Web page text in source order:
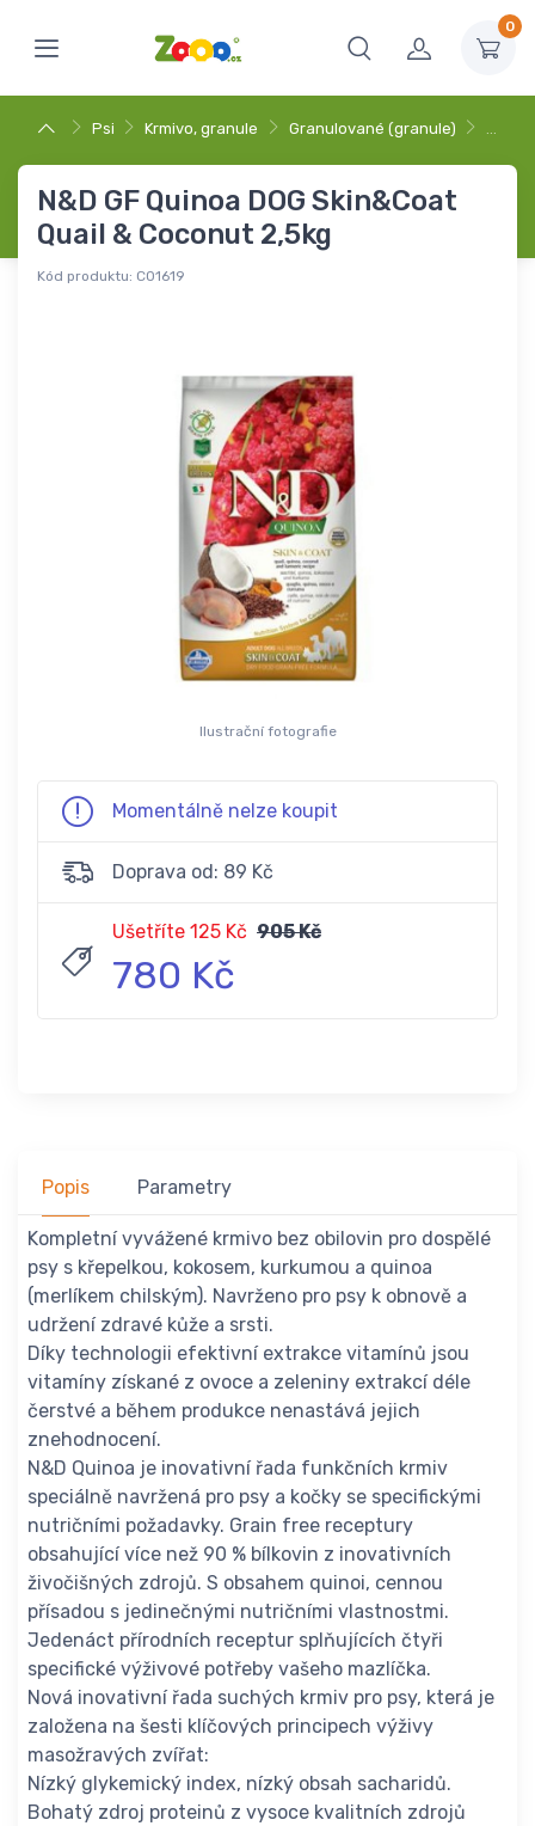
0
Psi Krmivo, granule Granulované (granule) …
N&D GF Quinoa DOG Skin&Coat
Quail & Coconut 2,5kg
Kód produktu: C01619
Ilustrační fotografie
Momentálně nelze koupit
Doprava od: 89 Kč
Ušetříte 125 Kč 905 Kč
780 Kč
Popis Parametry
Kompletní vyvážené krmivo bez obilovin pro dospělé
psy s křepelkou, kokosem, kurkumou a quinoa
(merlíkem chilským). Navrženo pro psy k obnově a
udržení zdravé kůže a srsti.
Díky technologii efektivní extrakce vitamínů jsou
vitamíny získané z ovoce a zeleniny extrakcí déle
čerstvé a během produkce nenastává jejich
znehodnocení.
N&D Quinoa je inovativní řada funkčních krmiv
speciálně navržená pro psy a kočky se specifickými
nutričními požadavky. Grain free receptury
obsahující více než 90 % bílkovin z inovativních
živočišných zdrojů. S obsahem quinoi, cennou
přísadou s jedinečnými nutričními vlastnostmi.
Jedenáct přírodních receptur splňujících čtyři
specifické výživové potřeby vašeho mazlíčka.
Nová inovativní řada suchých krmiv pro psy, která je
založena na šesti klíčových principech výživy
masožravých zvířat:
Nízký glykemický index, nízký obsah sacharidů.
Bohatý zdroj proteinů z vysoce kvalitních zdrojů